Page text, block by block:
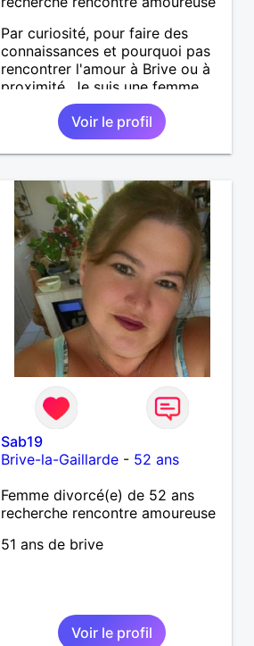
Par curiosité, pour faire des
connaissances et pourquoi pas
rencontrer l'amour à Brive ou à
proximité. Je suis une femme
sérieuse, sincère, spontanée et
généreuse, à la recherche d'un
homme sincère et fidèle pour
débuter un nouveau chapitre de
Voir le profil
Sab19
Brive-la-Gaillarde - 52 ans
Femme divorcé(e) de 52 ans
recherche rencontre amoureuse
51 ans de brive
Voir le profil